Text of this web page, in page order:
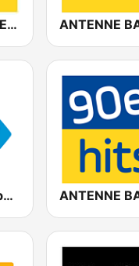
ANTENNE BAYERN
Bayern 1 Oberbayern